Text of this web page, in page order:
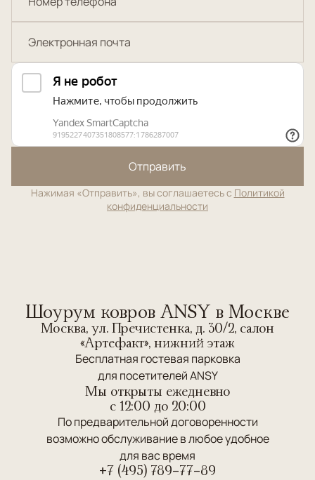
Отправить
Нажимая «Отправить», вы соглашаетесь с Политикой
конфиденциальности
Шоурум ковров ANSY в Москве
Москва, ул. Пречистенка, д. 30/2, салон
«Артефакт», нижний этаж
Бесплатная гостевая парковка
для посетителей ANSY
Мы открыты ежедневно
c 12:00 до 20:00
По предварительной договоренности
возможно обслуживание в любое удобное
для вас время
+7 (495) 789-77-89